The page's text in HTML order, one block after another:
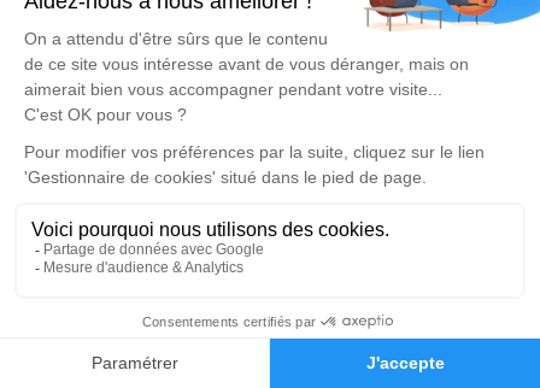
Faire-part Hommages
d'expression dédié à honorer la mémoire de Gérald
RAMUS.
Un service de plantation d’arbre hommage est
disponible ici.
Je rends hommage
Crémation
Crématorium de Gières
Route du Mûrier